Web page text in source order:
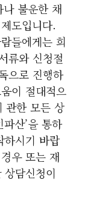
나 불운한 채
도입니다.
들에게는 희
류와 신청절
으로 진행하
이 절대적으
관한 모든 상
산’을 통하
하시기 바랍
우 또는 재
담신청이